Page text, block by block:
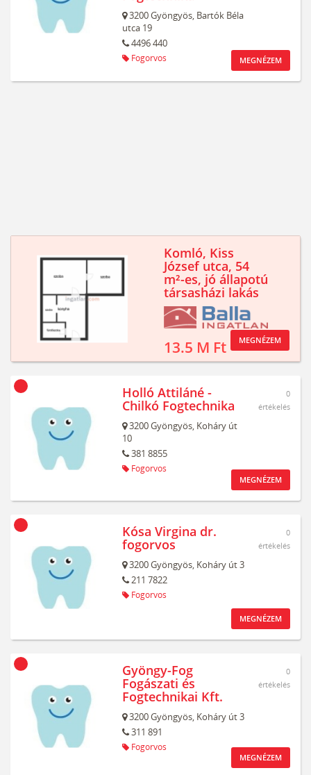
3200Gyöngyös, Bartók Béla
utca 19
4496 440
Fogorvos MEGNÉZEM
Komló, Kiss
József utca, 54
m²-es, jó állapotú
társasházi lakás
13.5 M Ft MEGNÉZEM
Holló Attiláné -
Chilkó Fogtechnika
3200Gyöngyös, Koháry út
10
381 8855
Fogorvos
0
értékelés
MEGNÉZEM
Kósa Virgina dr.
fogorvos
3200Gyöngyös, Koháry út 3
211 7822
Fogorvos
0
értékelés
MEGNÉZEM
Gyöngy-Fog
Fogászati és
Fogtechnikai Kft.
3200Gyöngyös, Koháry út 3
311 891
Fogorvos
0
értékelés
MEGNÉZEM